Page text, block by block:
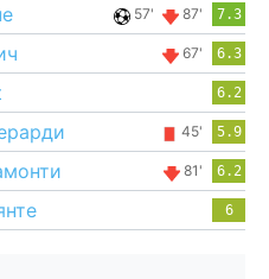
57' 87' 7.3
67' 6.3
6.2
45' 5.9
81' 6.2
6